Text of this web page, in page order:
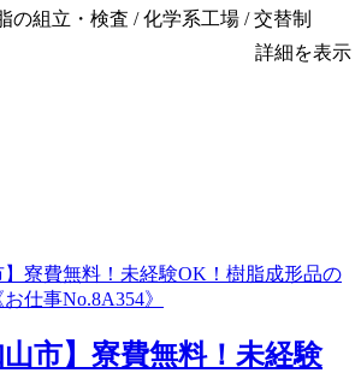
の組立・検査 / 化学系工場 / 交替制
詳細を表示
山市】寮費無料！未経験